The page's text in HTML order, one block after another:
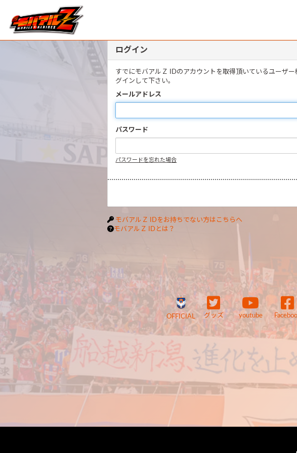
ログイン
すでにモバアルＺ IDのアカウントを取得頂いているユーザ
グインして下さい。
メールアドレス
パスワード
パスワードを忘れた場合
モバアルＺ IDをお持ちでない方はこちらへ
モバアルＺ IDとは？
OFFICIAL グッズ youtube